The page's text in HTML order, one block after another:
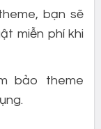
bạn sẽ
miễn phí khi
bảo theme